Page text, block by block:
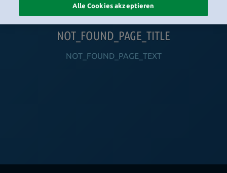
NOT_FOUND_PAGE_TITLE
NOT_FOUND_PAGE_TEXT
Alle Cookies akzeptieren